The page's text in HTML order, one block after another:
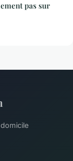
pas sur